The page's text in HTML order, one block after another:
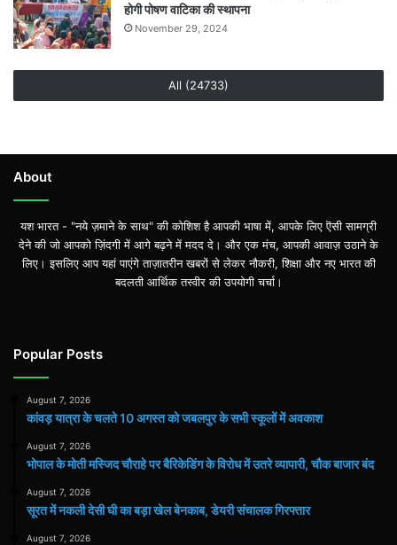
होगी पोषण वाटिका की स्थापना
November 29, 2024
All (24733)
About
यश भारत - "नये ज़माने के साथ" की कोशिश है आपकी भाषा में, आपके लिए ऎसी सामग्री
देने की जो आपको ज़िंदगी में आगे बढ़ने में मदद दे। और एक मंच, आपकी आवाज़ उठाने के
लिए। इसलिए आप यहां पाएंगे ताज़ातरीन खबरों से लेकर नौकरी, शिक्षा और नए भारत की
बदलती आर्थिक तस्वीर की उपयोगी चर्चा।
Popular Posts
August 7, 2026
कांवड़ यात्रा के चलते 10 अगस्त को जबलपुर के सभी स्कूलों में अवकाश
August 7, 2026
भोपाल के मोती मस्जिद चौराहे पर बैरिकेडिंग के विरोध में उतरे व्यापारी, चौक बाजार बंद
August 7, 2026
सूरत में नकली देसी घी का बड़ा खेल बेनकाब, डेयरी संचालक गिरफ्तार
August 7, 2026